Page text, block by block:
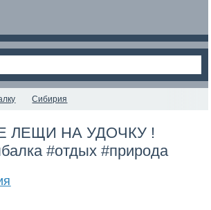
Сибирия
ЛЕЩИ НА УДОЧКУ !
#отдых #природа